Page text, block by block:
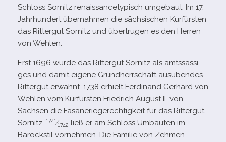
Schloss Sornitz renais­sance­ty­pisch umge­baut. Im 17.
Jahrhundert über­nah­men die säch­si­schen Kurfürsten
das Rittergut Sornitz und über­tru­gen es den Herren
von Wehlen.
Erst 1696 wurde das Rittergut Sornitz als amts­säs­si­
ges und damit eigene Grundherrschaft aus­üben­des
Rittergut erwähnt. 1738 erhielt Ferdinand Gerhard von
Wehlen vom Kurfürsten Friedrich August II. von
Sachsen die Fasaneriegerechtigkeit für das Rittergut
Sornitz. 1741⁄1742 ließ er am Schloss Umbauten im
Barockstil vor­neh­men. Die Familie von Zehmen